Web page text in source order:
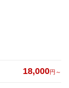
18,000円～